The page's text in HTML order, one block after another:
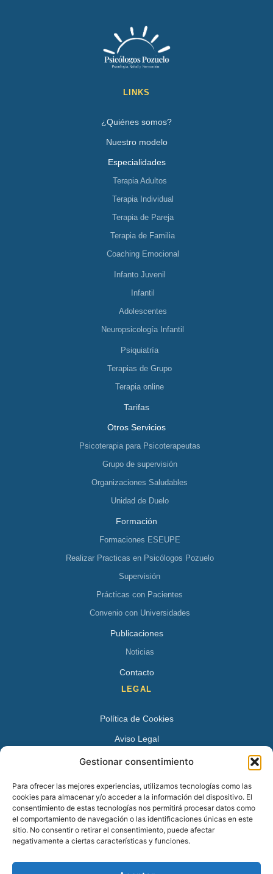
Gestionar consentimiento
Para ofrecer las mejores experiencias, utilizamos tecnologías como las
cookies para almacenar y/o acceder a la información del dispositivo. El
consentimiento de estas tecnologías nos permitirá procesar datos como
el comportamiento de navegación o las identificaciones únicas en este
sitio. No consentir o retirar el consentimiento, puede afectar
negativamente a ciertas características y funciones.
LINKS
¿Quiénes somos?
Nuestro modelo
Especialidades
Terapia Adultos
Terapia Individual
Terapia de Pareja
Terapia de Familia
Coaching Emocional
Infanto Juvenil
Infantil
Adolescentes
Neuropsicología Infantil
Psiquiatría
Terapias de Grupo
Terapia online
Tarifas
Otros Servicios
Psicoterapia para Psicoterapeutas
Grupo de supervisión
Organizaciones Saludables
Unidad de Duelo
Formación
Formaciones ESEUPE
Realizar Practicas en Psicólogos Pozuelo
Supervisión
Prácticas con Pacientes
Convenio con Universidades
Publicaciones
Noticias
Contacto
LEGAL
Política de Cookies
Aviso Legal
Política de Privacidad
Avenida Juan XXIII 15 B 28224 – Pozuelo de Alarcón,
Madrid
Tel:+34 913527728
+34 669 83 48 45